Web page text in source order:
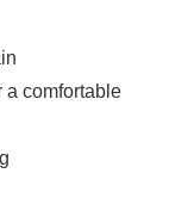
a comfortable